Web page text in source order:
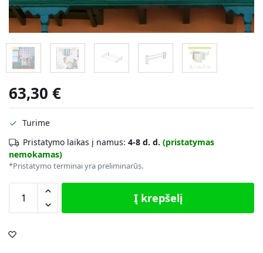
63,30 €
Turime
Pristatymo laikas į namus: 4-8 d. d. (pristatymas
nemokamas)
*Pristatymo terminai yra preliminarūs.
Į krepšelį